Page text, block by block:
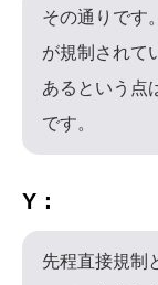
その通りです
が規制されて
あるという点
です。
Y：
先程直接規制